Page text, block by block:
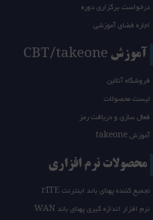
درخواست برگزاری دوره
اجاره فضای آموزشی
آموزش CBT/takeone
فروشگاه آنلاین
لیست محصولات
فعال سازی و دریافت رمز
آموزش takeone
محصولات نرم افزاری
تجمیع کننده پهنای باند اینترنت rITE
نرم افزار اندازه گیری پهنای باند WAN